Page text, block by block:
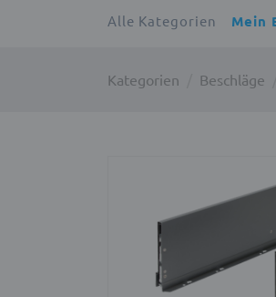
Alle Kategorien Mein
Kategorien Beschläge